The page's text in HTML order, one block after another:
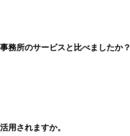
務所のサービスと比べましたか？
用されますか。